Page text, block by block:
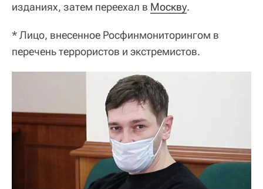
изданиях, затем переехал в Москву.
* Лицо, внесенное Росфинмониторингом в
перечень террористов и экстремистов.